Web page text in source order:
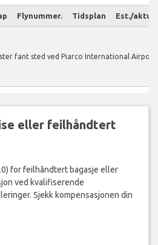
Flynummer. Tidsplan Est./
fant sted ved Piarco International Airport.
eller feilhåndtert
for feilhåndtert bagasje eller
ved kvalifiserende
Sjekk kompensasjonen din